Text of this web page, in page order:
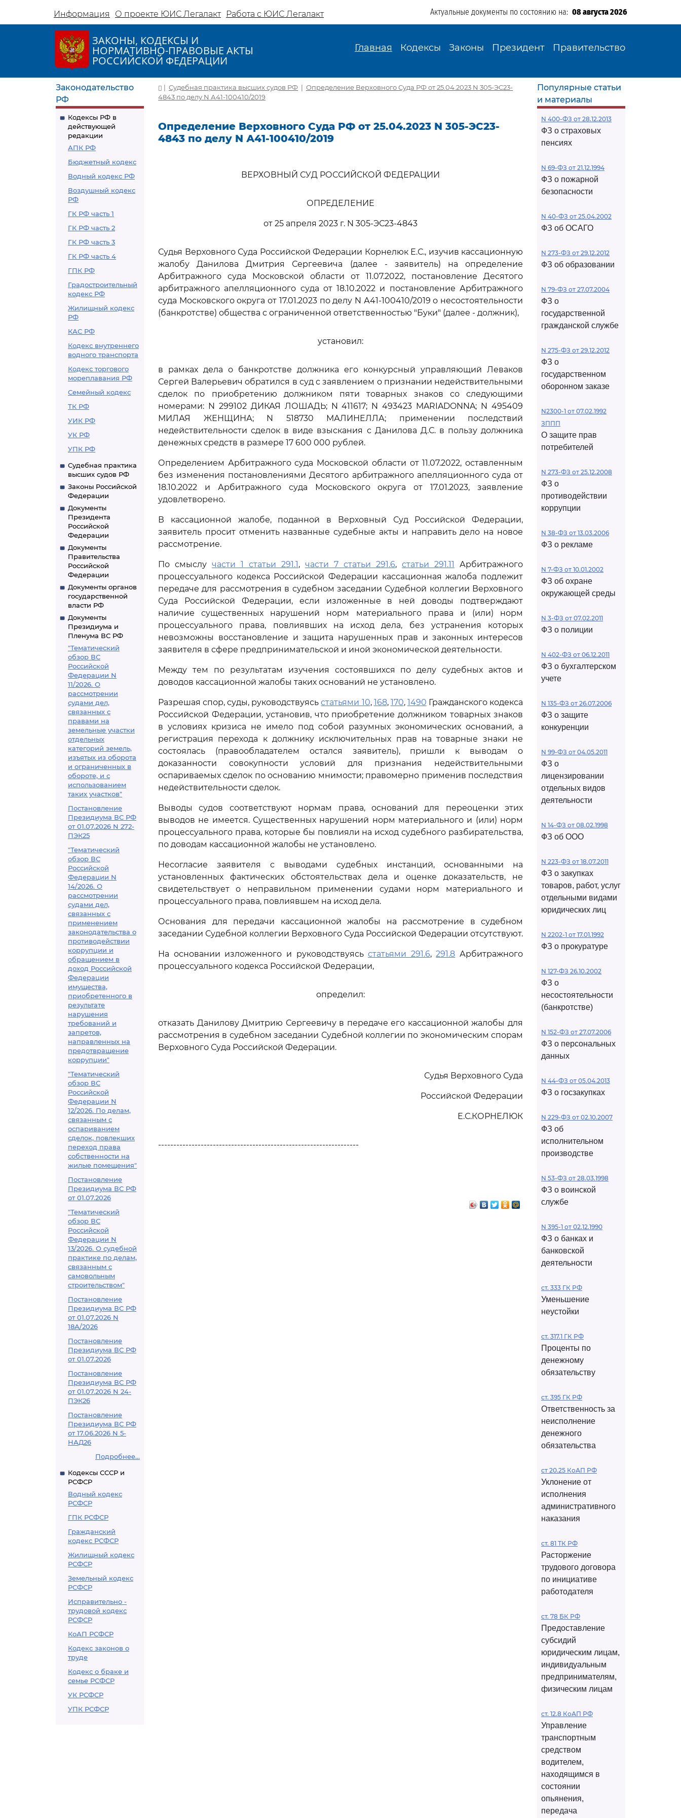
Информация О проекте ЮИС Легалакт Работа с ЮИС Легалакт Актуальные документы по состоянию на: 08 августа 2026
ЗАКОНЫ, КОДЕКСЫ И
НОРМАТИВНО-ПРАВОВЫЕ АКТЫ
РОССИЙСКОЙ ФЕДЕРАЦИИ
Главная Кодексы Законы Президент Правительство
Законодательство
РФ
Кодексы РФ в
действующей
редакции
АПК РФ
Бюджетный кодекс
Водный кодекс РФ
Воздушный кодекс
РФ
ГК РФ часть 1
ГК РФ часть 2
ГК РФ часть 3
ГК РФ часть 4
ГПК РФ
Градостроительный
кодекс РФ
Жилищный кодекс
РФ
КАС РФ
Кодекс внутреннего
водного транспорта
Кодекс торгового
мореплавания РФ
Семейный кодекс
ТК РФ
УИК РФ
УК РФ
УПК РФ
Судебная практика
высших судов РФ
Законы Российской
Федерации
Документы
Президента
Российской
Федерации
Документы
Правительства
Российской
Федерации
Документы органов
государственной
власти РФ
Документы
Президиума и
Пленума ВС РФ
"Тематический
обзор ВС
Российской
Федерации N
11/2026. О
рассмотрении
судами дел,
связанных с
правами на
земельные участки
отдельных
категорий земель,
изъятых из оборота
и ограниченных в
обороте, и с
использованием
таких участков"
Постановление
Президиума ВС РФ
от 01.07.2026 N 272-
ПЭК25
"Тематический
обзор ВС
Российской
Федерации N
14/2026. О
рассмотрении
судами дел,
связанных с
применением
законодательства о
противодействии
коррупции и
обращением в
доход Российской
Федерации
имущества,
приобретенного в
результате
нарушения
требований и
запретов,
направленных на
предотвращение
коррупции"
"Тематический
обзор ВС
Российской
Федерации N
12/2026. По делам,
связанным с
оспариванием
сделок, повлекших
переход права
собственности на
жилые помещения"
Постановление
Президиума ВС РФ
от 01.07.2026
"Тематический
обзор ВС
Российской
Федерации N
13/2026. О судебной
практике по делам,
связанным с
самовольным
строительством"
Постановление
Президиума ВС РФ
от 01.07.2026 N
18А/2026
Постановление
Президиума ВС РФ
от 01.07.2026
Постановление
Президиума ВС РФ
от 01.07.2026 N 24-
ПЭК26
Постановление
Президиума ВС РФ
от 17.06.2026 N 5-
НАД26
Подробнее...
Кодексы СССР и
РСФСР
Водный кодекс
РСФСР
ГПК РСФСР
Гражданский
кодекс РСФСР
Жилищный кодекс
РСФСР
Земельный кодекс
РСФСР
Исправительно -
трудовой кодекс
РСФСР
КоАП РСФСР
Кодекс законов о
труде
Кодекс о браке и
семье РСФСР
УК РСФСР
УПК РСФСР
| Судебная практика высших судов РФ | Определение Верховного Суда РФ от 25.04.2023 N 305-ЭС23-
4843 по делу N А41-100410/2019
Определение Верховного Суда РФ от 25.04.2023 N 305-ЭС23-
4843 по делу N А41-100410/2019
ВЕРХОВНЫЙ СУД РОССИЙСКОЙ ФЕДЕРАЦИИ
ОПРЕДЕЛЕНИЕ
от 25 апреля 2023 г. N 305-ЭС23-4843
Судья Верховного Суда Российской Федерации Корнелюк Е.С., изучив кассационную
жалобу Данилова Дмитрия Сергеевича (далее - заявитель) на определение
Арбитражного суда Московской области от 11.07.2022, постановление Десятого
арбитражного апелляционного суда от 18.10.2022 и постановление Арбитражного
суда Московского округа от 17.01.2023 по делу N А41-100410/2019 о несостоятельности
(банкротстве) общества с ограниченной ответственностью "Буки" (далее - должник),
установил:
в рамках дела о банкротстве должника его конкурсный управляющий Леваков
Сергей Валерьевич обратился в суд с заявлением о признании недействительными
сделок по приобретению должником пяти товарных знаков со следующими
номерами: N 299102 ДИКАЯ ЛОШАДЬ; N 411617; N 493423 MARIADONNA; N 495409
МИЛАЯ ЖЕНЩИНА; N 518730 МАЛИНЕЛЛА; применении последствий
недействительности сделок в виде взыскания с Данилова Д.С. в пользу должника
денежных средств в размере 17 600 000 рублей.
Определением Арбитражного суда Московской области от 11.07.2022, оставленным
без изменения постановлениями Десятого арбитражного апелляционного суда от
18.10.2022 и Арбитражного суда Московского округа от 17.01.2023, заявление
удовлетворено.
В кассационной жалобе, поданной в Верховный Суд Российской Федерации,
заявитель просит отменить названные судебные акты и направить дело на новое
рассмотрение.
По смыслу части 1 статьи 291.1, части 7 статьи 291.6, статьи 291.11
Арбитражного
процессуального кодекса Российской Федерации кассационная жалоба подлежит
передаче для рассмотрения в судебном заседании Судебной коллегии Верховного
Суда Российской Федерации, если изложенные в ней доводы подтверждают
наличие существенных нарушений норм материального права и (или) норм
процессуального права, повлиявших на исход дела, без устранения которых
невозможны восстановление и защита нарушенных прав и законных интересов
заявителя в сфере предпринимательской и иной экономической деятельности.
Между тем по результатам изучения состоявшихся по делу судебных актов и
доводов кассационной жалобы таких оснований не установлено.
Разрешая спор, суды, руководствуясьстатьями 10, 168, 170, 1490 Гражданского кодекса
Российской Федерации, установив, что приобретение должником товарных знаков
в условиях кризиса не имело под собой разумных экономических оснований, а
регистрация перехода к должнику исключительных прав на товарные знаки не
состоялась (правообладателем остался заявитель), пришли к выводам о
доказанности совокупности условий для признания недействительными
оспариваемых сделок по основанию мнимости; правомерно применив последствия
недействительности сделок.
Выводы судов соответствуют нормам права, оснований для переоценки этих
выводов не имеется. Существенных нарушений норм материального и (или) норм
процессуального права, которые бы повлияли на исход судебного разбирательства,
по доводам кассационной жалобы не установлено.
Несогласие заявителя с выводами судебных инстанций, основанными на
установленных фактических обстоятельствах дела и оценке доказательств, не
свидетельствует о неправильном применении судами норм материального и
процессуального права, повлиявшем на исход дела.
Основания для передачи кассационной жалобы на рассмотрение в судебном
заседании Судебной коллегии Верховного Суда Российской Федерации отсутствуют.
На основании изложенного и руководствуясьстатьями 291.6,291.8 Арбитражного
процессуального кодекса Российской Федерации,
определил:
отказать Данилову Дмитрию Сергеевичу в передаче его кассационной жалобы для
рассмотрения в судебном заседании Судебной коллегии по экономическим спорам
Верховного Суда Российской Федерации.
Судья Верховного Суда
Российской Федерации
Е.С.КОРНЕЛЮК
------------------------------------------------------------------
Популярные статьи
и материалы
N 400-ФЗ от 28.12.2013
ФЗ о страховых
пенсиях
N 69-ФЗ от 21.12.1994
ФЗ о пожарной
безопасности
N 40-ФЗ от 25.04.2002
ФЗ об ОСАГО
N 273-ФЗ от 29.12.2012
ФЗ об образовании
N 79-ФЗ от 27.07.2004
ФЗ о
государственной
гражданской службе
N 275-ФЗ от 29.12.2012
ФЗ о
государственном
оборонном заказе
N2300-1 от 07.02.1992
ЗППП
О защите прав
потребителей
N 273-ФЗ от 25.12.2008
ФЗ о
противодействии
коррупции
N 38-ФЗ от 13.03.2006
ФЗ о рекламе
N 7-ФЗ от 10.01.2002
ФЗ об охране
окружающей среды
N 3-ФЗ от 07.02.2011
ФЗ о полиции
N 402-ФЗ от 06.12.2011
ФЗ о бухгалтерском
учете
N 135-ФЗ от 26.07.2006
ФЗ о защите
конкуренции
N 99-ФЗ от 04.05.2011
ФЗ о
лицензировании
отдельных видов
деятельности
N 14-ФЗ от 08.02.1998
ФЗ об ООО
N 223-ФЗ от 18.07.2011
ФЗ о закупках
товаров, работ, услуг
отдельными видами
юридических лиц
N 2202-1 от 17.01.1992
ФЗ о прокуратуре
N 127-ФЗ 26.10.2002
ФЗ о
несостоятельности
(банкротстве)
N 152-ФЗ от 27.07.2006
ФЗ о персональных
данных
N 44-ФЗ от 05.04.2013
ФЗ о госзакупках
N 229-ФЗ от 02.10.2007
ФЗ об
исполнительном
производстве
N 53-ФЗ от 28.03.1998
ФЗ о воинской
службе
N 395-1 от 02.12.1990
ФЗ о банках и
банковской
деятельности
ст. 333 ГК РФ
Уменьшение
неустойки
ст. 317.1 ГК РФ
Проценты по
денежному
обязательству
ст. 395 ГК РФ
Ответственность за
неисполнение
денежного
обязательства
ст 20.25 КоАП РФ
Уклонение от
исполнения
административного
наказания
ст. 81 ТК РФ
Расторжение
трудового договора
по инициативе
работодателя
ст. 78 БК РФ
Предоставление
субсидий
юридическим лицам,
индивидуальным
предпринимателям,
физическим лицам
ст. 12.8 КоАП РФ
Управление
транспортным
средством
водителем,
находящимся в
состоянии
опьянения,
передача